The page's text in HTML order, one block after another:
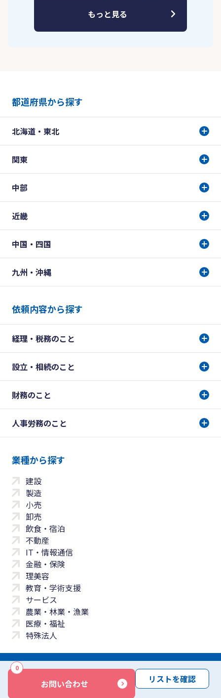
お問い合わせ
0
リストを確認
もっと見る
都道府県から探す
北海道・東北
関東
中部
近畿
中国・四国
九州・沖縄
依頼内容から探す
経理・税務のこと
設立・相続のこと
財務のこと
人事労務のこと
業種から探す
建設
製造
小売
卸売
飲食・宿泊
不動産
IT・情報通信
金融・保険
理美容
教育・学術支援
サービス
農業・林業・漁業
医療・福祉
特殊法人
サイトマップ 免責事項 サービス利用規約
商標について反社会勢力に対する基本方針 お問い合わせ